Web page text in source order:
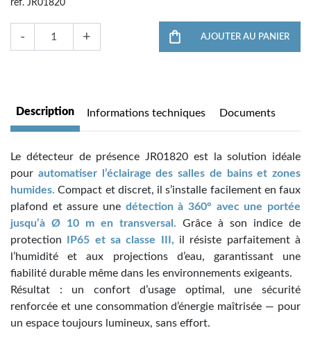
ref. JR01820
- + AJOUTER AU PANIER
Description Informations techniques Documents
Le détecteur de présence JR01820 est la solution idéale
pour automatiser l’éclairage des salles de bains et zones
humides. Compact et discret, il s’installe facilement en faux
plafond et assure une détection à 360° avec une portée
jusqu’à Ø 10 m en transversal. Grâce à son indice de
protection
IP65 et sa classe III, il résiste parfaitement à
l’humidité et aux projections d’eau, garantissant une
fiabilité durable même dans les environnements exigeants.
Résultat : un confort d’usage optimal, une sécurité
renforcée et une consommation d’énergie maîtrisée — pour
un espace toujours lumineux, sans effort.